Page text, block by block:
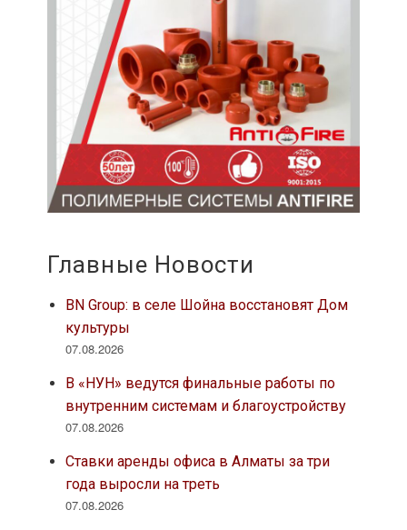
Главные Новости
BN Group: в селе Шойна восстановят Дом
культуры
07.08.2026
В «НУН» ведутся финальные работы по
внутренним системам и благоустройству
07.08.2026
Ставки аренды офиса в Алматы за три
года выросли на треть
07.08.2026